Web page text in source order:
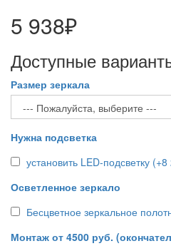
5 938₽
Доступные
Размер зеркала
Нужна подсветка
установить LED-подсветку
Осветленное зеркало
Бесцветное зеркальное
Монтаж от 4500 руб.